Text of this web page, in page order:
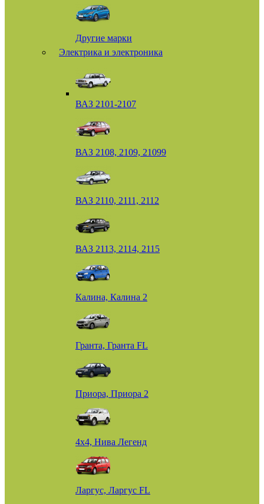
Другие марки
Электрика и электроника
ВАЗ 2101-2107
ВАЗ 2108, 2109, 21099
ВАЗ 2110, 2111, 2112
ВАЗ 2113, 2114, 2115
Калина, Калина 2
Гранта, Гранта FL
Приора, Приора 2
4х4, Нива Легенд
Ларгус, Ларгус FL